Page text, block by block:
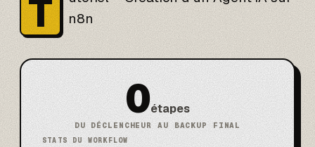
T
n8n
0étapes
DU DÉCLENCHEUR AU BACKUP FINAL
STATS DU WORKFLOW